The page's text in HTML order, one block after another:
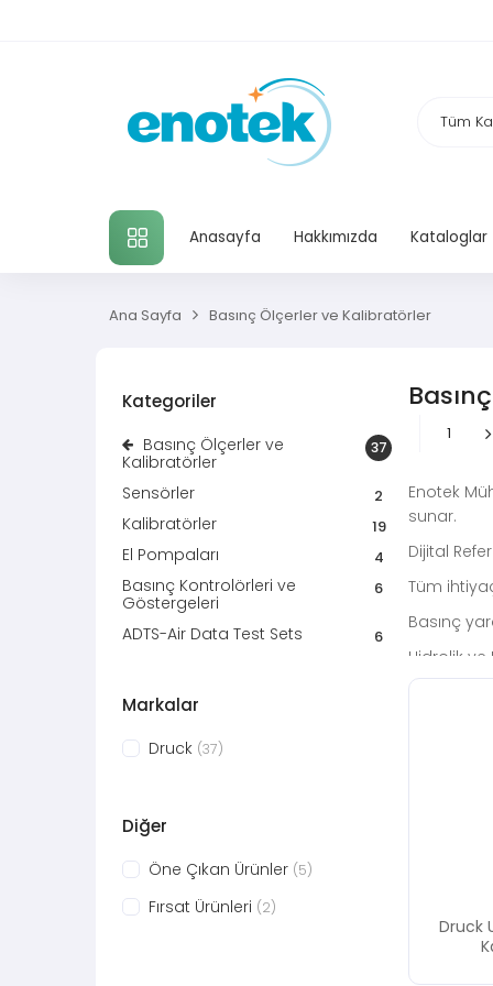
TÜM KATEGORILER
Anasayfa Hakkımızda Kataloglar
Ana Sayfa Basınç Ölçerler ve Kalibratörler
1
Enotek
sunar.
Dijital
Tüm
Basınç
Hidrolik
Druck
Kategoriler
Basınç Ölçerler ve
Kalibratörler
37
Sensörler 2
Kalibratörler 19
El Pompaları 4
Basınç Kontrolörleri ve
Göstergeleri
6
ADTS-Air Data Test Sets 6
Markalar
Druck (37)
Diğer
Öne Çıkan Ürünler (5)
Fırsat Ürünleri (2)